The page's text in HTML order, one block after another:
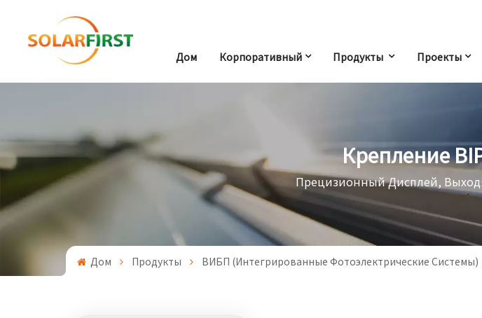
Дом Корпоративный Продукты Проекты
Крепление
Прецизионный Дисплей,
Дом Продукты ВИБП (интегрированные Фотоэлектрические Системы)